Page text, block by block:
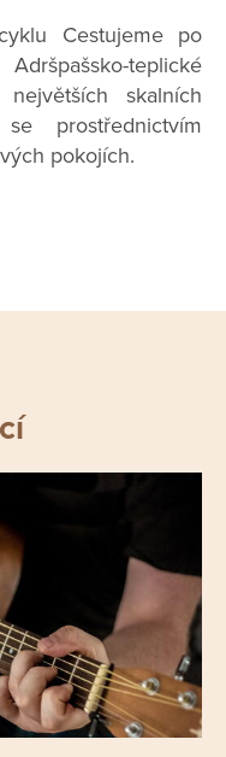
Cestujeme po
teplické
skalních
prostřednictvím
pokojích.